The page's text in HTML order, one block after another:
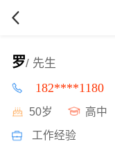
罗/ 先生
182****1180
50岁 高中
工作经验